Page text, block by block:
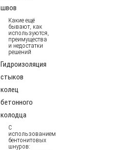
швов
Какие ещё
бывают, как
используются,
преимущества
и недостатки
решений
Гидроизоляция
стыков
колец
бетонного
колодца
С
использованием
бентонитовых
шнуров: